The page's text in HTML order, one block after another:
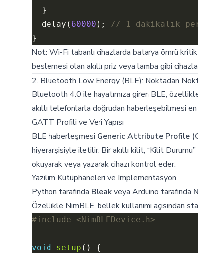
  delay(
60000 );
Not: Wi-Fi tabanlı cihazlarda batarya ömrü
beslemesi olan akıllı priz veya lamba gibi
2. Bluetooth Low Energy (BLE): Noktadan
Bluetooth 4.0 ile hayatımıza giren BLE,
akıllı telefonlarla doğrudan haberleşebilmesi en
GATT Profili ve Veri Yapısı
BLE haberleşmesi Generic Attribute Profile
hiyerarşisiyle iletilir. Bir akıllı kilit, “Kilit
okuyarak veya yazarak cihazı kontrol eder.
Yazılım Kütüphaneleri ve Implementasyon
Python tarafında Bleakveya Arduino tarafında
Özellikle NimBLE, bellek kullanımı açısından
#include <NimBLEDevice.h>
void setup